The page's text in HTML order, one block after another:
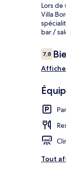
Lors
Villa
bar /
Avis
7,87,8 sur
Tout